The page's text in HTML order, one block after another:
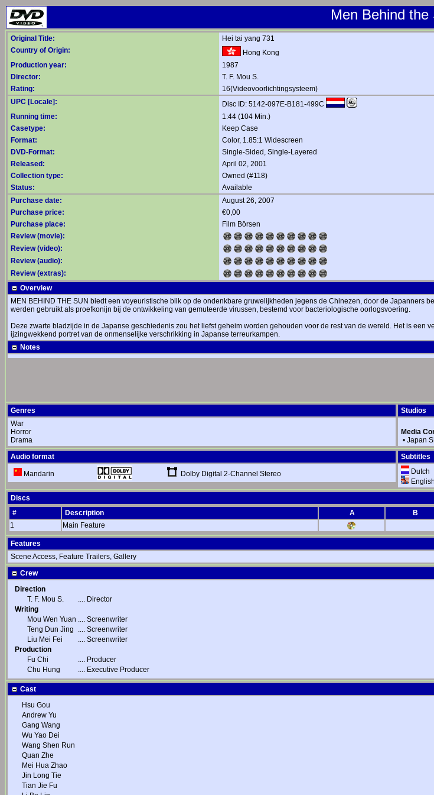
Men Behind the
Original Title:
Hei tai yang 731
Country of Origin:
Hong Kong
Production year:
1987
Director:
T. F. Mou S.
Rating:
16(Videovoorlichtingsysteem)
UPC [Locale]:
Disc ID: 5142-097E-B181-499C
Running time:
1:44 (104 Min.)
Casetype:
Keep Case
Format:
Color, 1.85:1 Widescreen
DVD-Format:
Single-Sided, Single-Layered
Released:
April 02, 2001
Collection type:
Owned (#118)
Status:
Available
Purchase date:
August 26, 2007
Purchase price:
€0,00
Purchase place:
Film Börsen
Review (movie):
Review (video):
Review (audio):
Review (extras):
Overview
MEN BEHIND THE SUN biedt een voyeuristische blik op de ondenkbare gruwelijkheden jegens de Chinezen, door de Japanners
werden gebruikt als proefkonijn bij de ontwikkeling van gemuteerde virussen, bestemd voor bacteriologische oorlogsvoering.
Deze zwarte bladzijde in de Japanse geschiedenis zou het liefst geheim worden gehouden voor de rest van de wereld. Het is een
ijzingwekkend portret van de onmenselijke verschrikking in Japanse terreurkampen.
Notes
Genres
War
Horror
Drama
Studios
Media
• Japan
Audio format
Mandarin Dolby Digital 2-Channel Stereo
Subtitles
Dutch
English
Discs
#
Description A B
1
Main Feature
Features
Scene Access, Feature Trailers, Gallery
Crew
Direction
T. F. Mou S.
.... Director
Writing
Mou Wen Yuan .... Screenwriter
Teng Dun Jing
.... Screenwriter
Liu Mei Fei
.... Screenwriter
Production
Fu Chi
.... Producer
Chu Hung
.... Executive Producer
Cast
Hsu Gou
Andrew Yu
Gang Wang
Wu Yao Dei
Wang Shen Run
Quan Zhe
Mei Hua Zhao
Jin Long Tie
Tian Jie Fu